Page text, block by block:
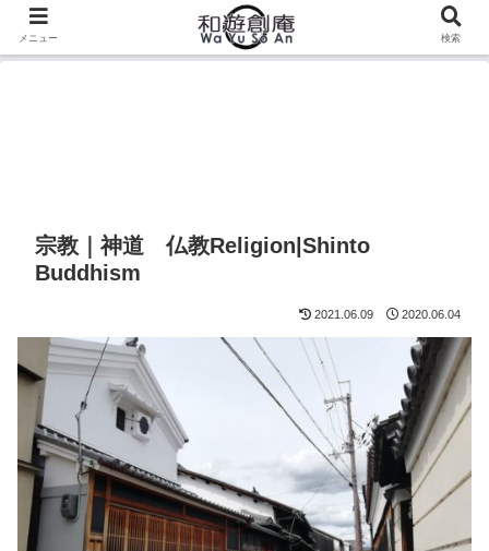
宗教｜神道 仏教Religion|Shinto
Buddhism
2021.06.09 2020.06.04
メニュー 検索